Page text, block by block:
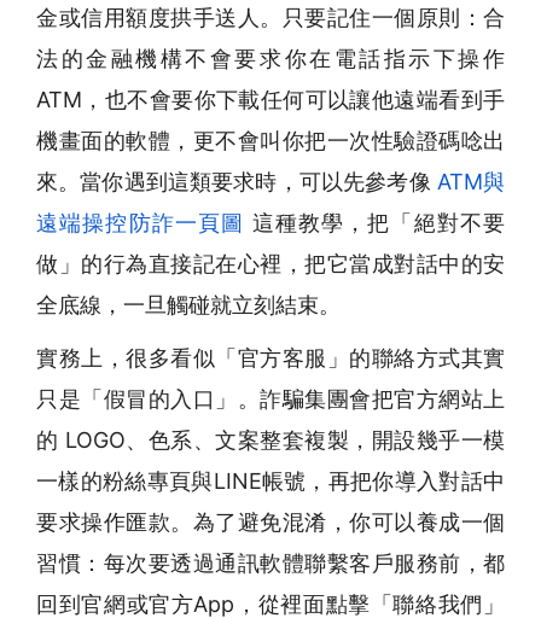
金或信用額度拱手送人。只要記住一個原則：合
法的金融機構不會要求你在電話指示下操作
ATM，也不會要你下載任何可以讓他遠端看到手
機畫面的軟體，更不會叫你把一次性驗證碼唸出
來。當你遇到這類要求時，可以先參考像 ATM與
遠端操控防詐一頁圖 這種教學，把「絕對不要
做」的行為直接記在心裡，把它當成對話中的安
全底線，一旦觸碰就立刻結束。
實務上，很多看似「官方客服」的聯絡方式其實
只是「假冒的入口」。詐騙集團會把官方網站上
的 LOGO、色系、文案整套複製，開設幾乎一模
一樣的粉絲專頁與LINE帳號，再把你導入對話中
要求操作匯款。為了避免混淆，你可以養成一個
習慣：每次要透過通訊軟體聯繫客戶服務前，都
回到官網或官方App，從裡面點擊「聯絡我們」